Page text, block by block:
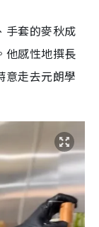
手套的麥秋成
他感性地撰長
意走去元朗學